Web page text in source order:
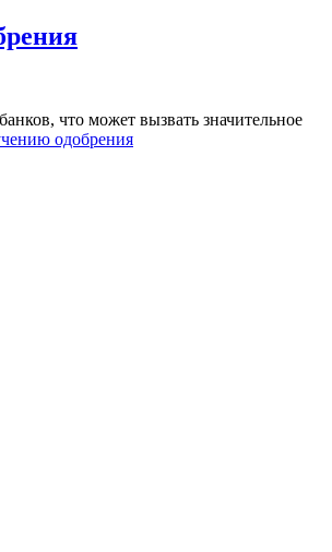
что может вызвать значительное
одобрения